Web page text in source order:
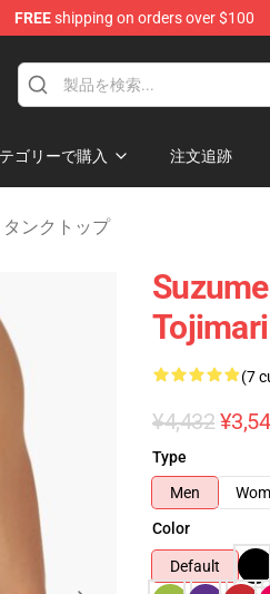
FREEshipping on orders over $100
ゴリーで購入 注文追跡
ンクトップ
(7
¥4,432
Type
Men
Color
Default